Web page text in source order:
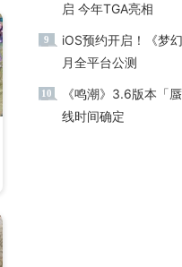
启 今年TGA亮相
9
iOS预约开启！《梦
月全平台公测
10
《鸣潮》3.6版本「
线时间确定